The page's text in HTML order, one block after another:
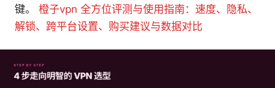
键。 橙子vpn 全方位评测与使用指南：速度、隐私、
解锁、跨平台设置、购买建议与数据对比